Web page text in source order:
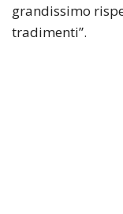
grandissimo
tradimenti”.